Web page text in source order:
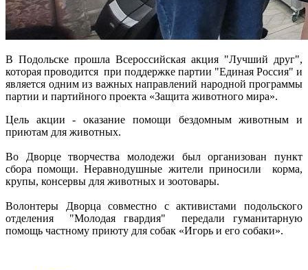
В Подольске прошла Всероссийская акция "Лучший друг",
которая проводится при поддержке партии "Единая Россия" и
является одним из важных направлений народной программы
партии и партийного проекта «Защита животного мира».
Цель акции - оказание помощи бездомным животным и
приютам для животных.
Во Дворце творчества молодежи был организован пункт
сбора помощи. Неравнодушные жители приносили корма,
крупы, консервы для животных и зоотовары.
Волонтеры Дворца совместно с активистами подольского
отделения "Молодая гвардия" передали гуманитарную
помощь частному приюту для собак «Игорь и его собаки».